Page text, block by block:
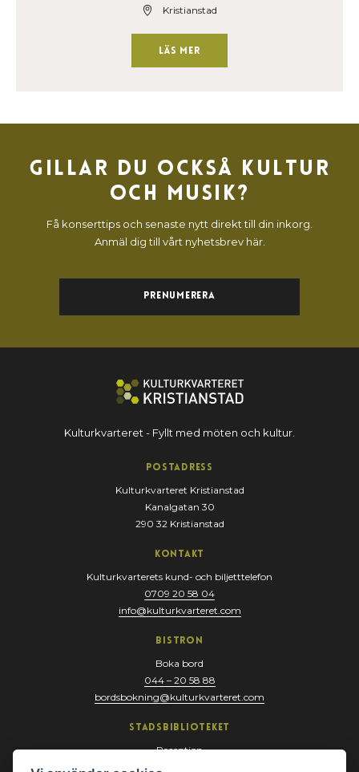
Kristianstad
Läs mer
Gillar du också kultur
och musik?
Få konserttips och senaste nytt direkt till din inkorg.
Anmäl dig till vårt nyhetsbrev här.
Prenumerera
Kulturkvarteret - Fyllt med möten och kultur.
Postadress
Kulturkvarteret Kristianstad
Kanalgatan 30
290 32 Kristianstad
Kontakt
Kulturkvarterets kund- och biljetttelefon
0709 20 58 04
info@kulturkvarteret.com
Bistron
Boka bord
044 – 20 58 88
bordsbokning@kulturkvarteret.com
Stadsbiblioteket
Reception
044 – 13 67 10